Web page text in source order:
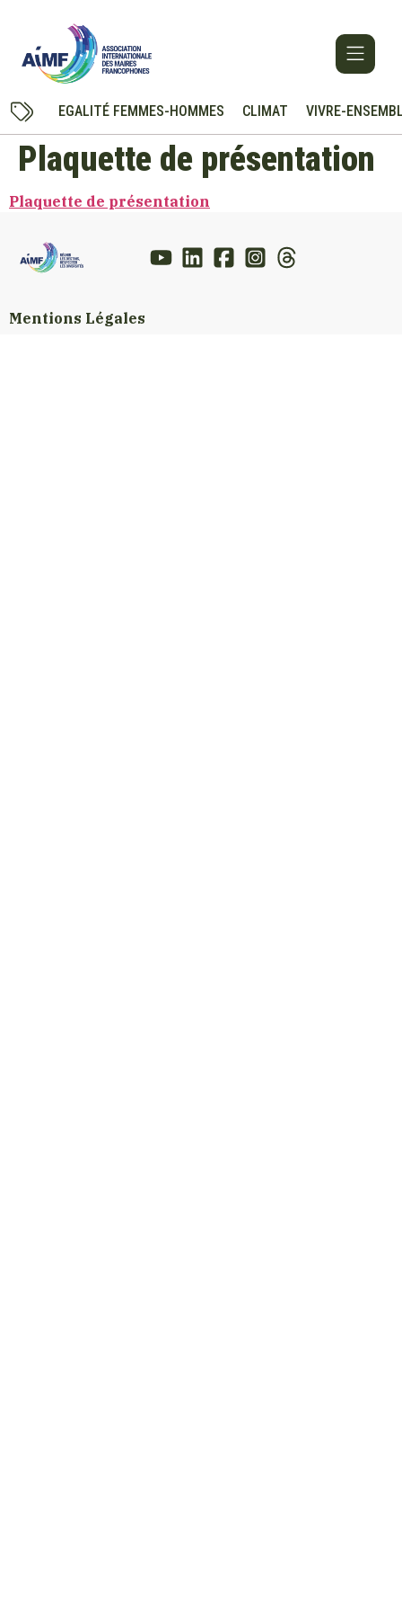
EGALITÉ FEMMES-HOMMES CLIMAT VIVRE-
Plaquette de présentation
Plaquette de présentation
Mentions Légales